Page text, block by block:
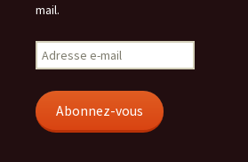
mail.
Adresse
e-
Abonnez-vous